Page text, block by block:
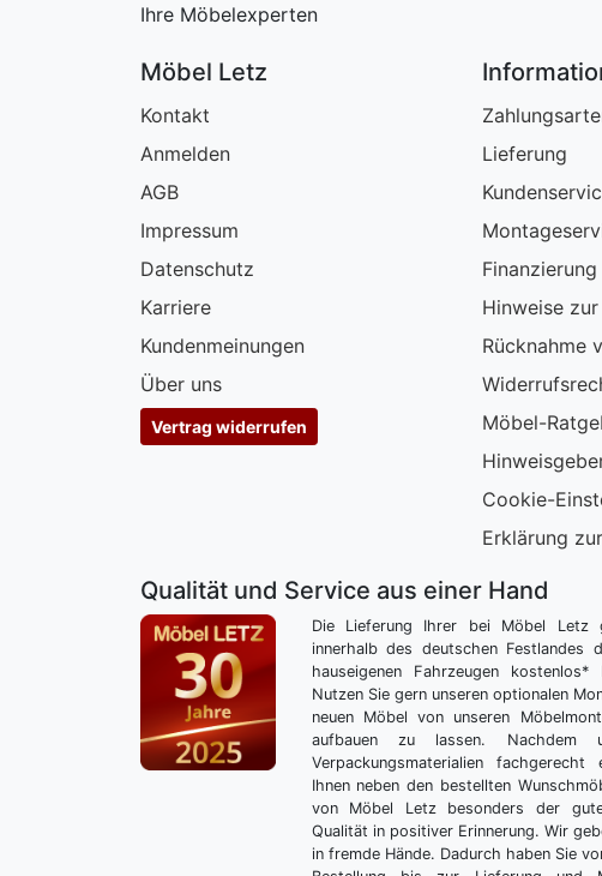
Ihre Möbelexperten
Möbel Letz
Kontakt
Anmelden
AGB
Impressum
Datenschutz
Karriere
Kundenmeinungen
Über uns
Vertrag widerrufen
Lieferung
Finanzierung
Hinweise
Rücknahme
Möbel-
Cookie-
Erklärung
Qualität und Service aus einer Hand
Die Lieferung Ihrer bei Möbel Letz
innerhalb des deutschen Festlandes
hauseigenen Fahrzeugen
Nutzen Sie gern unseren optionalen
neuen Möbel von unseren
aufbauen zu lassen. Nachdem
Verpackungsmaterialien
Ihnen neben den bestellten
von Möbel Letz besonders der
Qualität in positiver Erinnerung. Wir
in fremde Hände. Dadurch haben Sie